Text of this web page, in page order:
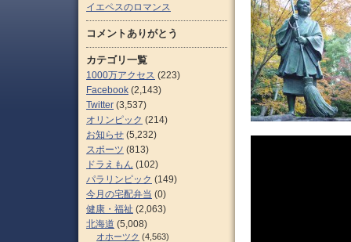
イエペスのロマンス
コメントありがとう
カテゴリ一覧
1000万アクセス (223)
Facebook (2,143)
Twitter (3,537)
オリンピック (214)
お知らせ (5,232)
スポーツ (813)
ドラえもん (102)
パラリンピック (149)
今月の宅配弁当 (0)
健康・福祉 (2,063)
北海道 (5,008)
オホーツク (4,563)